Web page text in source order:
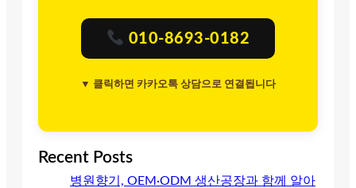
010-8693-0182
▼ 클릭하면 카카오톡 상담으로 연결됩니다
Recent Posts
병원향기, OEM·ODM 생산공장과 함께 알아